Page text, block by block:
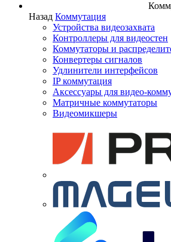
Назад Коммутация
Устройства видеозахвата
Контроллеры для видеостен
Коммутаторы и
Конвертеры сигналов
Удлинители интерфейсов
IP коммутация
Аксессуары для видео-
Матричные коммутаторы
Видеомикшеры